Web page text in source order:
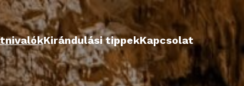
Kirándulási tippekKapcsolat